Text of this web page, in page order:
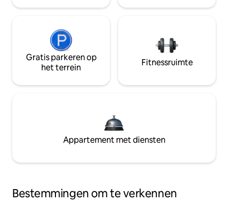
Gratis parkeren op
het terrein
Fitnessruimte
Appartement met diensten
Bestemmingen om te verkennen